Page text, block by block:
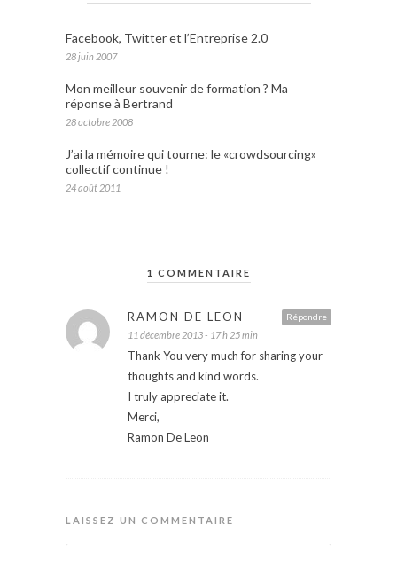
Facebook, Twitter et l’Entreprise 2.0
28 juin 2007
Mon meilleur souvenir de formation ? Ma
réponse à Bertrand
28 octobre 2008
J’ai la mémoire qui tourne: le «crowdsourcing»
collectif continue !
24 août 2011
1 COMMENTAIRE
Répondre
RAMON DE LEON
11 décembre 2013 - 17 h 25 min
Thank You very much for sharing your
thoughts and kind words.
I truly appreciate it.
Merci,
Ramon De Leon
LAISSEZ UN COMMENTAIRE